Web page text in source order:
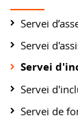
Servei
Servei
Servei
Servei
Servei de